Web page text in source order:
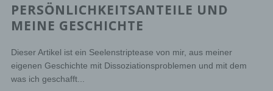
PERSÖNLICHKEITSANTEILE UND
MEINE GESCHICHTE
Dieser Artikel ist ein Seelenstriptease von mir, aus meiner
eigenen Geschichte mit Dissoziationsproblemen und mit dem
was ich geschafft...